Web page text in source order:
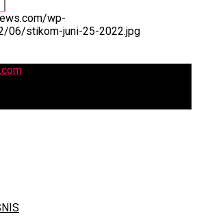
wp-
06/stikom-juni-25-2022.jpg